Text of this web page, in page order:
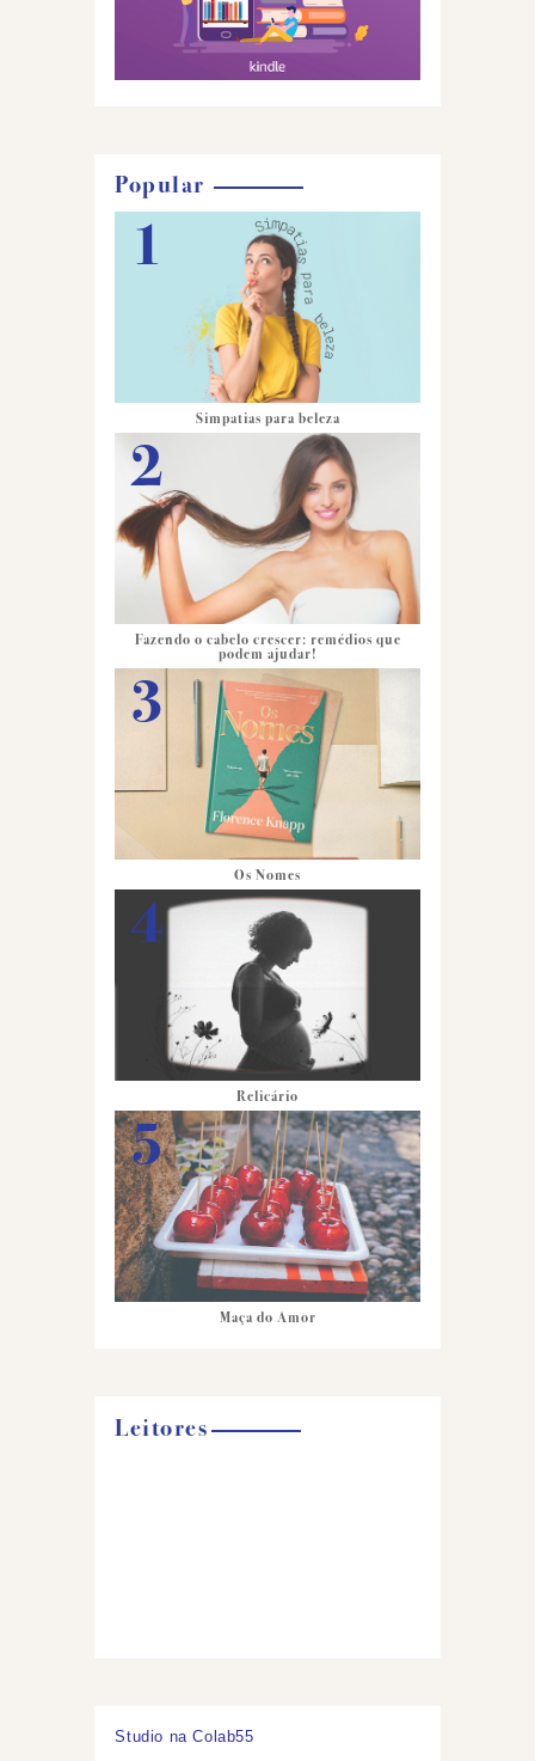
Popular
Simpatias para beleza
Fazendo o cabelo crescer: remédios que
podem ajudar!
Os Nomes
Relicário
Maça do Amor
Leitores
Studio na Colab55